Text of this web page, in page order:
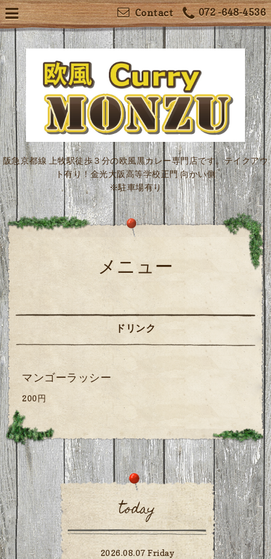
072 -648-4536
Contact
阪急京都線 上牧駅徒歩３分の欧風黒カレー専門店です。テイクアウ
ト有り！金光大阪高等学校正門 向かい側
※駐車場有り
メニュー
ドリンク
マンゴーラッシー
200円
today
2026.08.07 Friday